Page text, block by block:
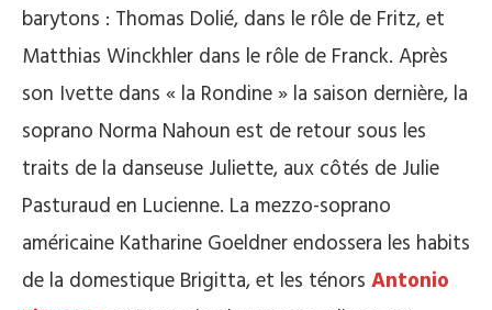
barytons : Thomas Dolié, dans le rôle de Fritz, et
Matthias Winckhler dans le rôle de Franck. Après
son Ivette dans « la Rondine » la saison dernière, la
soprano Norma Nahoun est de retour sous les
traits de la danseuse Juliette, aux côtés de Julie
Pasturaud en Lucienne. La mezzo-soprano
américaine Katharine Goeldner endossera les habits
de la domestique Brigitta, et les ténors Antonio